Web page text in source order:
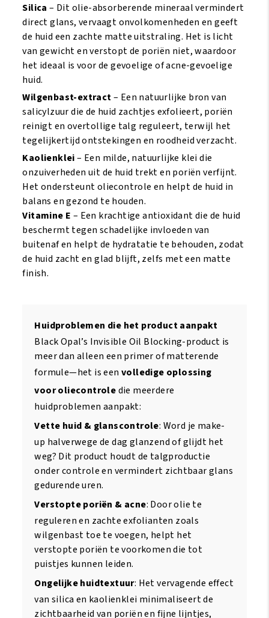
Silica – Dit olie-absorberende mineraal vermindert
direct glans, vervaagt onvolkomenheden en geeft
de huid een zachte matte uitstraling. Het is licht
van gewicht en verstopt de poriën niet, waardoor
het ideaal is voor de gevoelige of acne-gevoelige
huid.
Wilgenbast-extract– Een natuurlijke bron van
salicylzuur die de huid zachtjes exfolieert, poriën
reinigt en overtollige talg reguleert, terwijl het
tegelijkertijd ontstekingen en roodheid verzacht.
Kaolienklei– Een milde, natuurlijke klei die
onzuiverheden uit de huid trekt en poriën verfijnt.
Het ondersteunt oliecontrole en helpt de huid in
balans en gezond te houden.
Vitamine E – Een krachtige antioxidant die de huid
beschermt tegen schadelijke invloeden van
buitenaf en helpt de hydratatie te behouden, zodat
de huid zacht en glad blijft, zelfs met een matte
finish.
Huidproblemen die het product aanpakt
Black Opal’s Invisible Oil Blocking-product is
meer dan alleen een primer of matterende
formule—het is een volledige oplossing
voor oliecontroledie meerdere
huidproblemen aanpakt:
Vette huid & glanscontrole: Word je make-
up halverwege de dag glanzend of glijdt het
weg? Dit product houdt de talgproductie
onder controle en vermindert zichtbaar glans
gedurende uren.
Verstopte poriën & acne: Door olie te
reguleren en zachte exfolianten zoals
wilgenbast toe te voegen, helpt het
verstopte poriën te voorkomen die tot
puistjes kunnen leiden.
Ongelijke huidtextuur: Het vervagende effect
van silica en kaolienklei minimaliseert de
zichtbaarheid van poriën en fijne lijntjes,